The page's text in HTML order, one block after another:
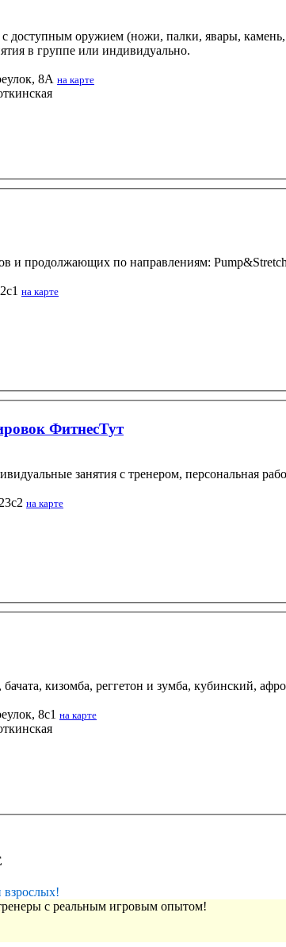
доступным оружием (ножи, палки, явары,
в группе или индивидуально.
8А на карте
и продолжающих по направлениям:
на карте
ФитнесТут
занятия с тренером, персональная
на карте
кизомба, реггетон и зумба, кубинский,
8с1 на карте
взрослых!
с реальным игровым опытом!